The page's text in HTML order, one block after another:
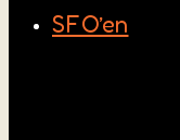
SFO’en